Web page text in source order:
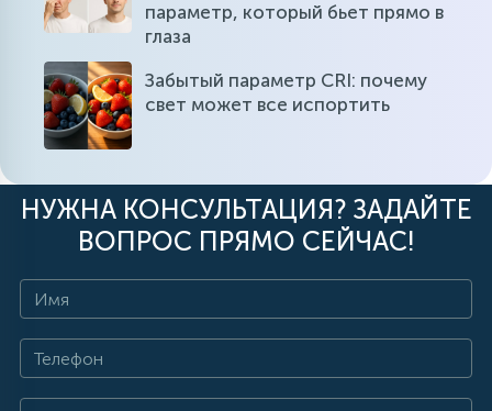
параметр, который бьет прямо в
глаза
Забытый параметр CRI: почему
свет может все испортить
НУЖНА КОНСУЛЬТАЦИЯ? ЗАДАЙТЕ
ВОПРОС ПРЯМО СЕЙЧАС!